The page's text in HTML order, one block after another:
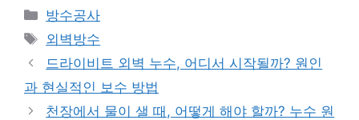
카
테
고
리
방수공사
태
그
외벽방수
드라이비트 외벽 누수, 어디서 시작될까? 원인
과 현실적인 보수 방법
천장에서 물이 샐 때, 어떻게 해야 할까? 누수 원